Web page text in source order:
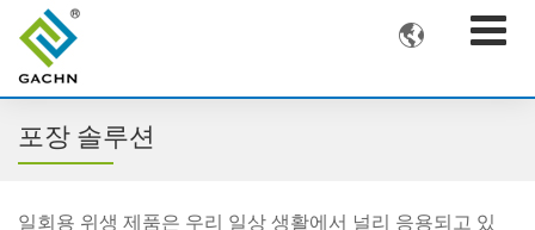

포장 솔루션
일회용 위생 제품은 우리 일상 생활에서 널리 응용되고 있